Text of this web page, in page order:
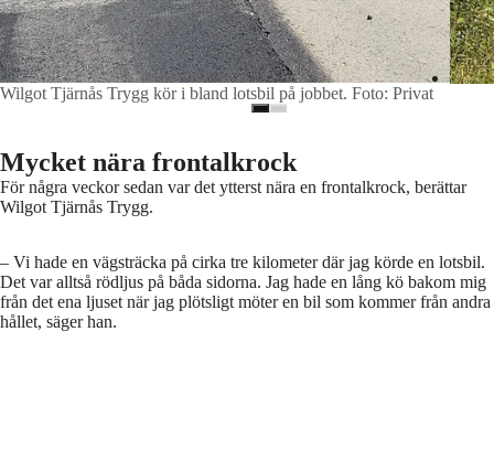
Wilgot Tjärnås Trygg kör i bland lotsbil på jobbet. Foto: Privat
Mycket nära frontalkrock
För några veckor sedan var det ytterst nära en frontalkrock, berättar
Wilgot Tjärnås Trygg.
– Vi hade en vägsträcka på cirka tre kilometer där jag körde en lotsbil.
Det var alltså rödljus på båda sidorna. Jag hade en lång kö bakom mig
från det ena ljuset när jag plötsligt möter en bil som kommer från andra
hållet, säger han.